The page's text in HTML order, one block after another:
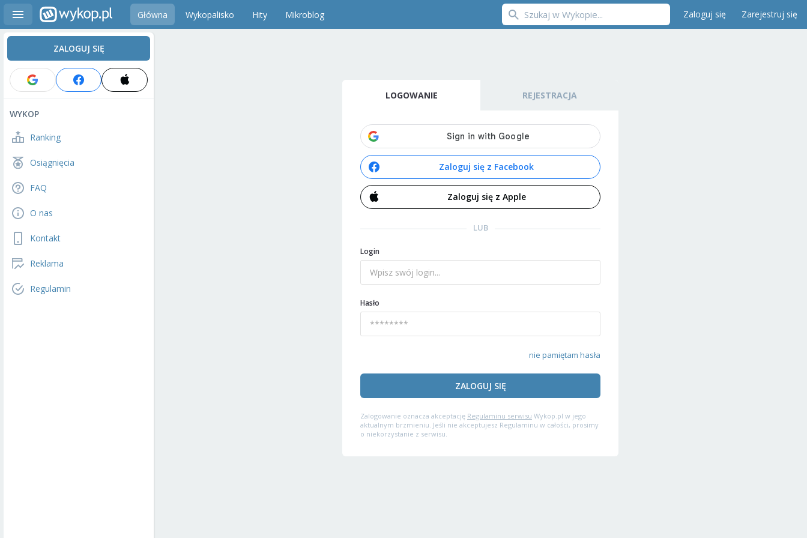
Główna Wykopalisko Hity Mikroblog Zaloguj się Zarejestruj się
ZALOGUJ SIĘ
WYKOP
Ranking
Osiągnięcia
FAQ
O nas
Kontakt
Reklama
Regulamin
LOGOWANIE REJESTRACJA
Zaloguj się z Facebook
Zaloguj się z Apple
LUB
Login
Hasło
nie pamiętam hasła
ZALOGUJ SIĘ
Zalogowanie oznacza akceptację Regulaminu serwisu Wykop.pl w jego
aktualnym brzmieniu. Jeśli nie akceptujesz Regulaminu w całości, prosimy
o niekorzystanie z serwisu.